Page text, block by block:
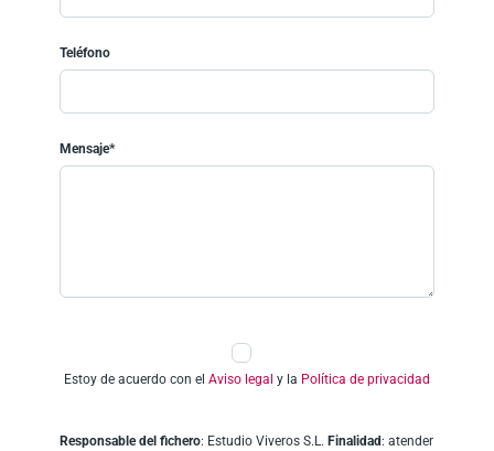
Teléfono
Mensaje*
Estoy de acuerdo con el Aviso legal y la Política de privacidad
Responsable del fichero: Estudio Viveros S.L. Finalidad: atender